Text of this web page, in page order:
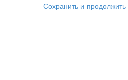
Сохранить и продолжить